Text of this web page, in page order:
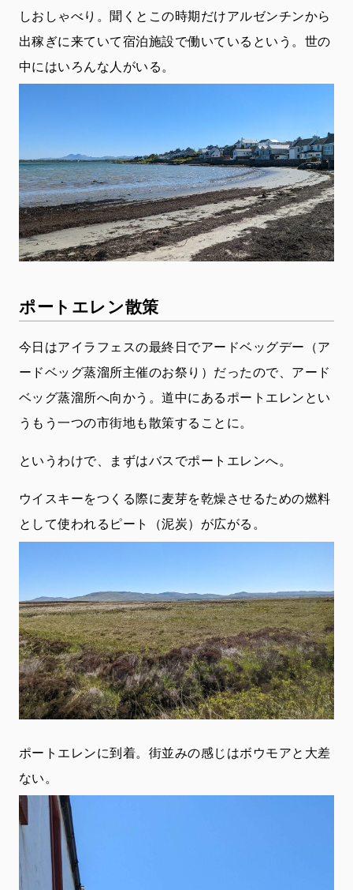
しおしゃべり。聞くとこの時期だけアルゼンチンから
出稼ぎに来ていて宿泊施設で働いているという。世の
中にはいろんな人がいる。
ポートエレン散策
今日はアイラフェスの最終日でアードベッグデー（ア
ードベッグ蒸溜所主催のお祭り）だったので、アード
ベッグ蒸溜所へ向かう。道中にあるポートエレンとい
うもう一つの市街地も散策することに。
というわけで、まずはバスでポートエレンへ。
ウイスキーをつくる際に麦芽を乾燥させるための燃料
として使われるピート（泥炭）が広がる。
ポートエレンに到着。街並みの感じはボウモアと大差
ない。